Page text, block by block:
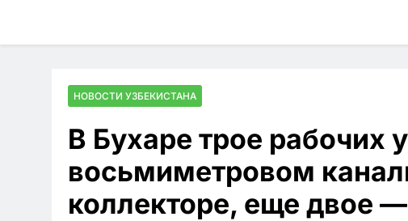
НОВОСТИ УЗБЕКИСТАНА
В Бухаре трое рабочих
восьмиметровом
коллекторе, еще двое